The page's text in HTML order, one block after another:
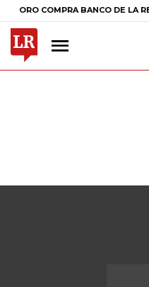
COMPRA BANCO DE LA